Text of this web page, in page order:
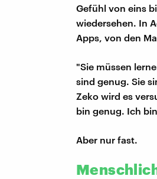
Gefühl von eins
wiedersehen. In
Apps, von den
"Sie müssen
sind genug. Sie
Zeko wird es
bin genug. Ich
Aber nur fast.